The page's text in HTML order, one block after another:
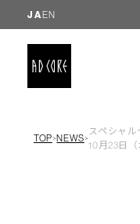
EN
JA
TOP＞NEWS＞
スペシャ
10月23日（